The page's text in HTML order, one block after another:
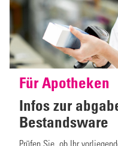
Für Apotheken
Infos zur
Bestandsware
Prüfen Sie, ob Ihr